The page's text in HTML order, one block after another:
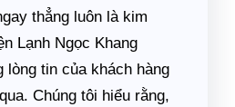
thẳng luôn là kim
Lạnh Ngọc Khang
lòng tin của khách hàng
Chúng tôi hiểu rằng,